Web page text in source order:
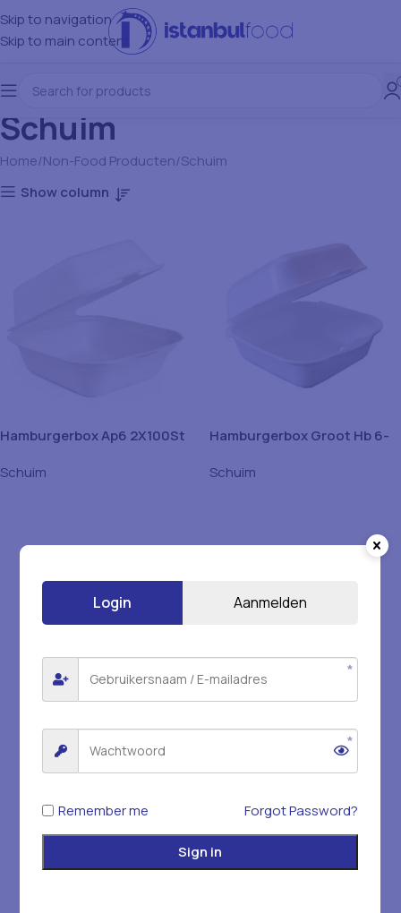
Skip to navigation
Skip to main content
Schuim
Home Non-Food Producten Schuim
Show column
Hamburgerbox Ap6 2X100St
Schuim
Hamburgerbox Groot Hb 6-
Schuim
Login Aanmelden
Remember me Forgot Password?
Sign in